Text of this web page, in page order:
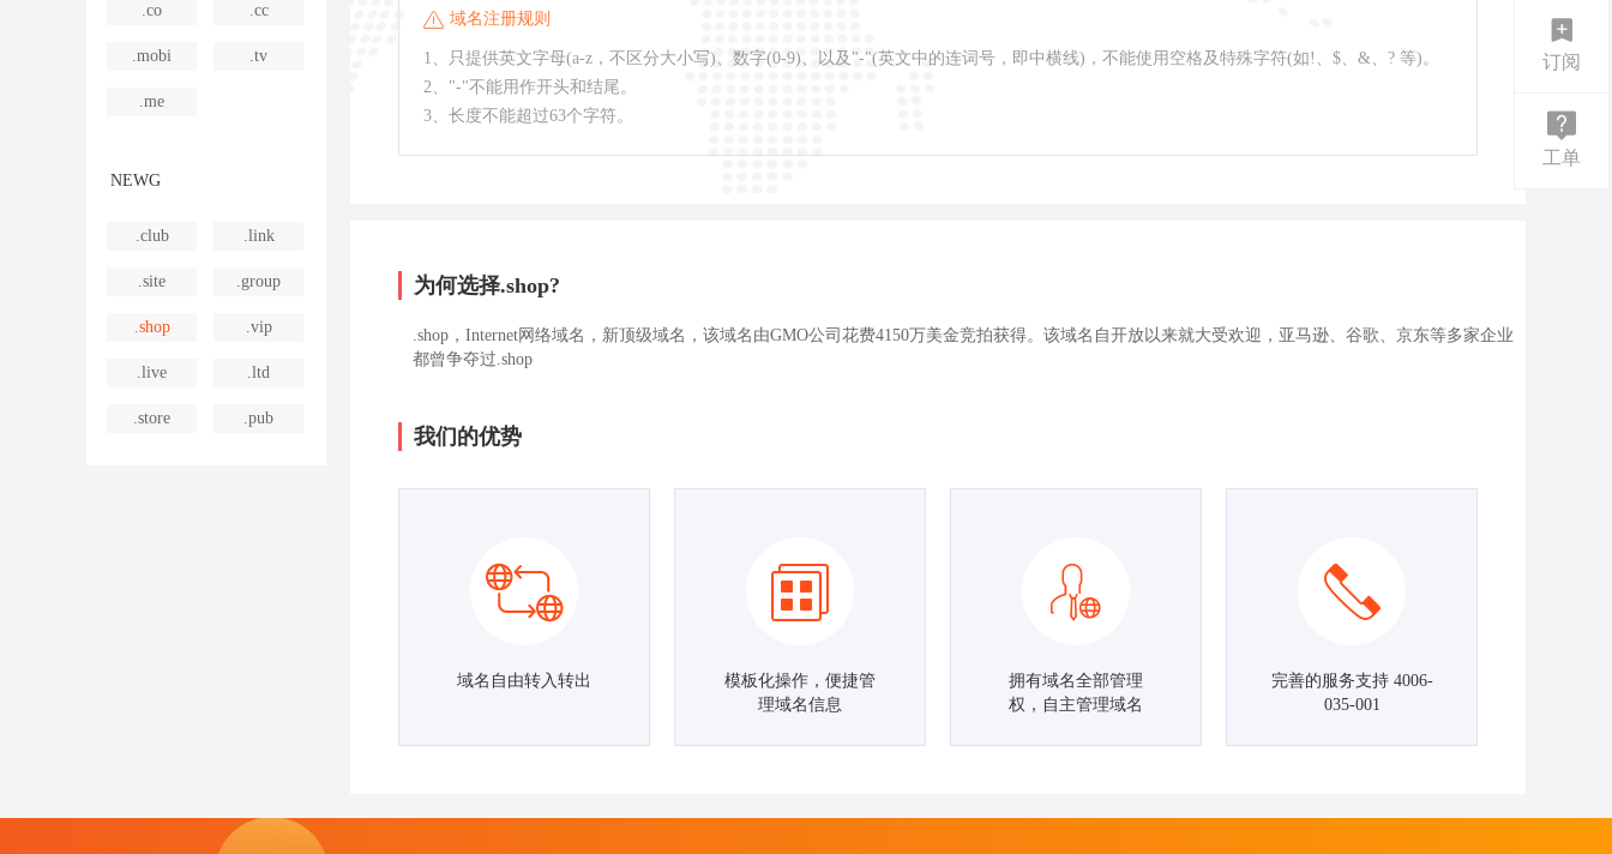
.co .cc
.mobi .tv
.me
NEWG
.club .link
.site .group
.shop .vip
.live .ltd
.store .pub
域名注册规则
1、只提供英文字母(a-z，不区分大小写)、数字(0-9)、以及"-"(英文中的连词号，即中横线)，不能使用空格及特殊字符(如!、$、&、? 等)。
2、"-"不能用作开头和结尾。
3、长度不能超过63个字符。
为何选择.shop?
.shop，Internet网络域名，新顶级域名，该域名由GMO公司花费4150万美金竞拍获得。该域名自开放以来就大受欢迎，亚马逊、谷歌、京东等多家企业
都曾争夺过.shop
我们的优势
域名自由转入转出
模板化操作，便捷管
理域名信息
拥有域名全部管理
权，自主管理域名
完善的服务支持 4006-
035-001
订阅
工单